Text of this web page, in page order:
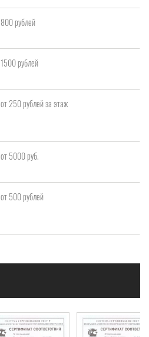
800 рублей
1500 рублей
от 250 рублей за этаж
от 5000 руб.
от 500 рублей